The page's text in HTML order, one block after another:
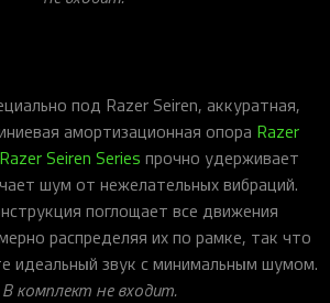
под Razer Seiren, аккуратная,
амортизационная опора Razer
Seiren Series прочно удерживает
шум от нежелательных вибраций.
поглощает все движения
распределяя их по рамке, так что
идеальный звук с минимальным шумом.
В комплект не входит.